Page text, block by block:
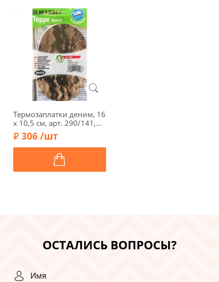
Термозаплатки деним, 16
х 10,5 см, арт. 290/141,
питон
306 /шт
ОСТАЛИСЬ ВОПРОСЫ?